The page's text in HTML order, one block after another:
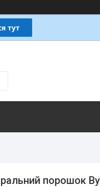
порошок